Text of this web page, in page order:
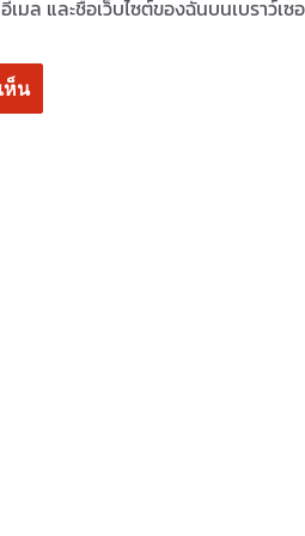
เมล และชื่อเว็บไซต์ของฉันบนเบราว์เ